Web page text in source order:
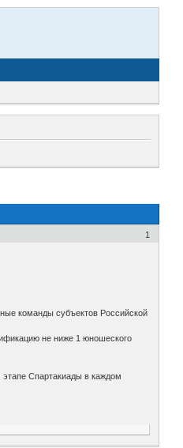
1
команды субъектов Российской
не ниже 1 юношеского
Спартакиады в каждом